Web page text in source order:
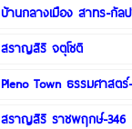
บ้านกลางเมือง สาทร-กั
สราญสิริ จตุโชติ
Pleno Town ธรรมศาสต
สราญสิริ ราชพฤกษ์-346